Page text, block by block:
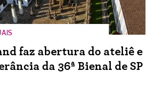
faz abertura do ateliê e
da 36ª Bienal de SP